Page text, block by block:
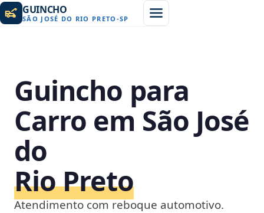
GUINCHO
SÃO JOSÉ DO RIO PRETO -SP
Guincho para
Carro em São José
do
Rio Preto
Atendimento com reboque automotivo.